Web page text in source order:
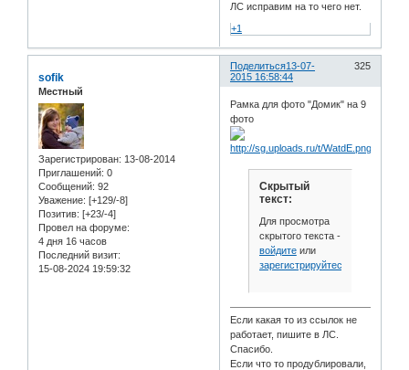
ЛС исправим на то чего нет.
+1
Поделиться 325
13-07-
2015 16:58:44
sofik
Местный
Зарегистрирован: 13-08-2014
Приглашений: 0
Сообщений: 92
Уважение: [+129/-8]
Позитив: [+23/-4]
Провел на форуме:
4 дня 16 часов
Последний визит:
15-08-2024 19:59:32
Рамка для фото "Домик" на 9
фото
Скрытый
текст:
Для просмотра
скрытого текста -
войдитеили
зарегистрируйтесь
Если какая то из ссылок не
работает, пишите в ЛС.
Спасибо.
Если что то продублировали,